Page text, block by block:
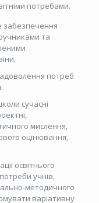
потребами.
забезпечення
та
потреб
сучасні
мислення,
оцінювання,
освітнього
учнів,
методичного
варіативну